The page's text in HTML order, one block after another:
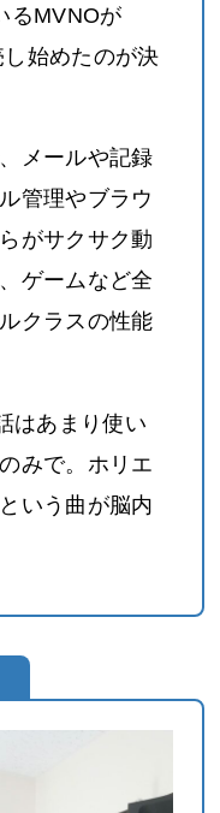
るMVNOが
始めたのが決
メールや記録
管理やブラウ
がサクサク動
ゲームなど全
クラスの性能
はあまり使い
みで。ホリエ
いう曲が脳内